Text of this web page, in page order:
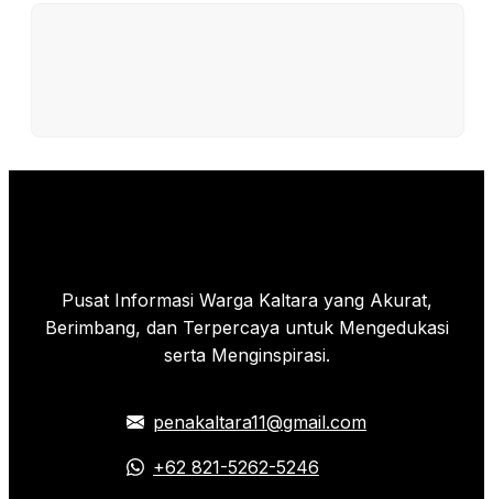
Pusat Informasi Warga Kaltara yang Akurat,
Berimbang, dan Terpercaya untuk Mengedukasi
serta Menginspirasi.
penakaltara11@gmail.com
+62 821-5262-5246